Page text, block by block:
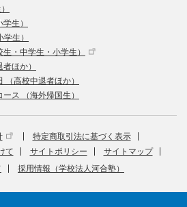
生）
生）
・中学生・小学生）
ほか）
高校中退者ほか）
ス （海外帰国生）
特定商取引法に基づく表示
て
サイトポリシー
サイトマップ
採用情報（学校法人河合塾）